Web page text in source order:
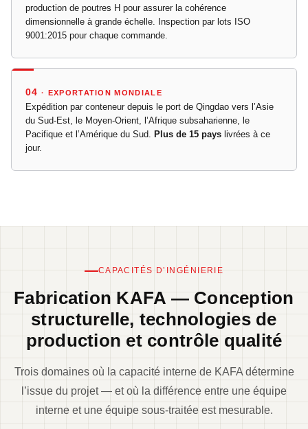
production de poutres H pour assurer la cohérence
dimensionnelle à grande échelle. Inspection par lots ISO
9001:2015 pour chaque commande.
04 · EXPORTATION MONDIALE
Expédition par conteneur depuis le port de Qingdao vers l’Asie
du Sud-Est, le Moyen-Orient, l’Afrique subsaharienne, le
Pacifique et l’Amérique du Sud.
Plus de 15 pays livrées à ce
jour.
CAPACITÉS D’INGÉNIERIE
Fabrication KAFA — Conception
structurelle, technologies de
production et contrôle qualité
Trois domaines où la capacité interne de KAFA détermine
l’issue du projet — et où la différence entre une équipe
interne et une équipe sous-traitée est mesurable.